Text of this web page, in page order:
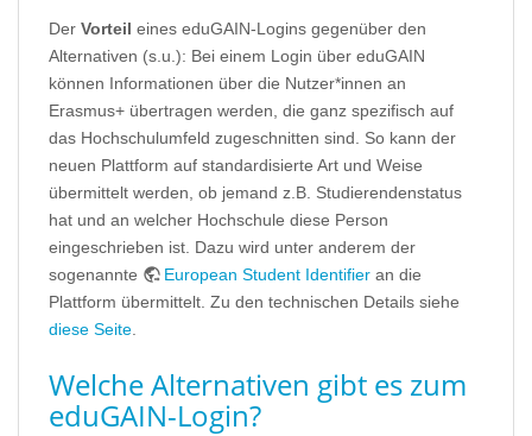
Der Vorteil eines eduGAIN-Logins gegenüber den
Alternativen (s.u.): Bei einem Login über eduGAIN
können Informationen über die Nutzer*innen an
Erasmus+ übertragen werden, die ganz spezifisch auf
das Hochschulumfeld zugeschnitten sind. So kann der
neuen Plattform auf standardisierte Art und Weise
übermittelt werden, ob jemand z.B. Studierendenstatus
hat und an welcher Hochschule diese Person
eingeschrieben ist. Dazu wird unter anderem der
sogenannte
European Student Identifier an die
Plattform übermittelt. Zu den technischen Details siehe
diese Seite
Welche Alternativen gibt es zum
eduGAIN-Login?